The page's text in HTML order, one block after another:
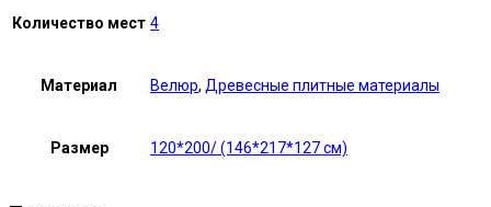
Количество мест 4
Материал Велюр, Древесные плитные материалы
Размер 120*200/ (146*217*127 см)